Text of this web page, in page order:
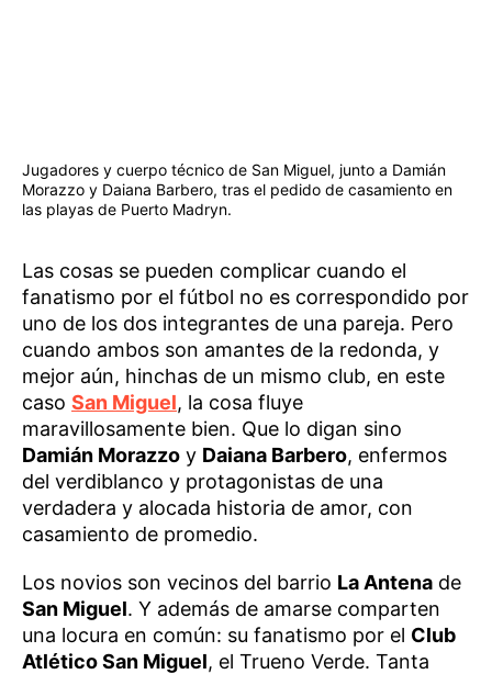
Jugadores y cuerpo técnico de San Miguel, junto a Damián
Morazzo y Daiana Barbero, tras el pedido de casamiento en
las playas de Puerto Madryn.
Las cosas se pueden complicar cuando el
fanatismo por el fútbol no es correspondido por
uno de los dos integrantes de una pareja. Pero
cuando ambos son amantes de la redonda, y
mejor aún, hinchas de un mismo club, en este
caso San Miguel, la cosa fluye
maravillosamente bien. Que lo digan sino
Damián Morazzo y Daiana Barbero, enfermos
del verdiblanco y protagonistas de una
verdadera y alocada historia de amor, con
casamiento de promedio.
Los novios son vecinos del barrio La Antena de
San Miguel. Y además de amarse comparten
una locura en común: su fanatismo por el Club
Atlético San Miguel, el Trueno Verde. Tanta